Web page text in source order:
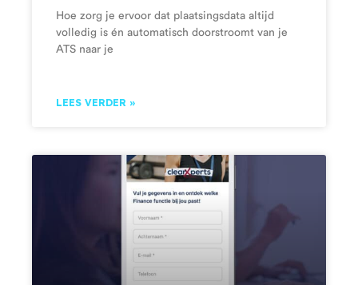
Hoe zorg je ervoor dat plaatsingsdata altijd
volledig is én automatisch doorstroomt van je
ATS naar je
LEES VERDER »